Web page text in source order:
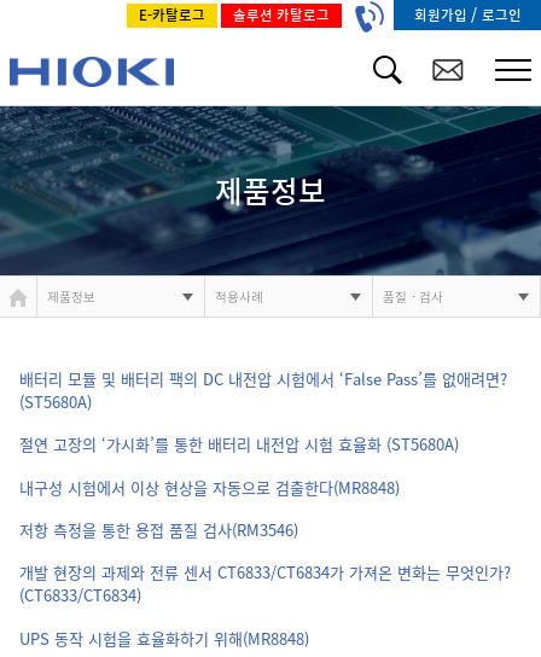
E-카탈로그 솔루션 카탈로그 회원가입 / 로그인
제품정보
제품정보 적용사례 품질ㆍ검사
배터리 모듈 및 배터리 팩의 DC 내전압 시험에서 ‘False Pass’를 없애려면?
(ST5680A)
절연 고장의 ‘가시화’를 통한 배터리 내전압 시험 효율화 (ST5680A)
내구성 시험에서 이상 현상을 자동으로 검출한다(MR8848)
저항 측정을 통한 용접 품질 검사(RM3546)
개발 현장의 과제와 전류 센서 CT6833/CT6834가 가져온 변화는 무엇인가?
(CT6833/CT6834)
UPS 동작 시험을 효율화하기 위해(MR8848)